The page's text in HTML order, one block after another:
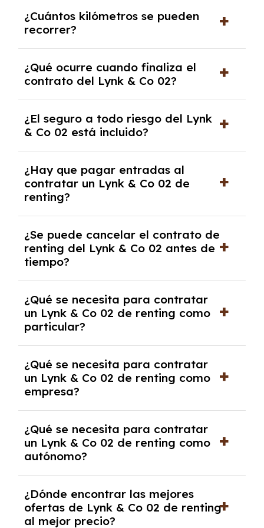
renting, que normalmente varía entre 2 y 5
años.
¿Cuántos kilómetros se pueden
recorrer?
contrato y puede variar entre 10,000 y
30,000 km anuales. Si excedes ese límite,
puede haber un cargo adicional.
¿Qué ocurre cuando finaliza el
contrato del Lynk & Co 02?
coche, renovarlo por uno nuevo o, en algunos
casos, comprarlo a un precio previamente
acordado.
¿El seguro a todo riesgo del Lynk
& Co 02 está incluido?
Co 02 con el seguro a todo riesgo sin
franquicia incluido dentro de las cuotas
mensuales.
¿Hay que pagar entradas al
contratar un Lynk & Co 02 de
renting?
tendrás que pagar ningún tipo de entrada
salvo en casos que lo exija el proveedor
debido al resultado del estudio de viabilidad
económica.
¿Se puede cancelar el contrato de
renting del Lynk & Co 02 antes de
tiempo?
pero puede haber penalizaciones por
cancelación anticipada. Es importante revisar
las condiciones del contrato y hablar con un
experto que te asesore.
¿Qué se necesita para contratar
un Lynk & Co 02 de renting como
particular?
y, en algunos casos, una consulta de solvencia
crediticia y un pago inicial.
¿Qué se necesita para contratar
un Lynk & Co 02 de renting como
empresa?
documentación financiera y, en algunos
casos, un informe de solvencia de la empresa
y un pago inicial.
¿Qué se necesita para contratar
un Lynk & Co 02 de renting como
autónomo?
autónomos, justificante de ingresos y, en
algunos casos, un informe fiscal y un pago
inicial.
¿Dónde encontrar las mejores
ofertas de Lynk & Co 02 de renting
al mejor precio?